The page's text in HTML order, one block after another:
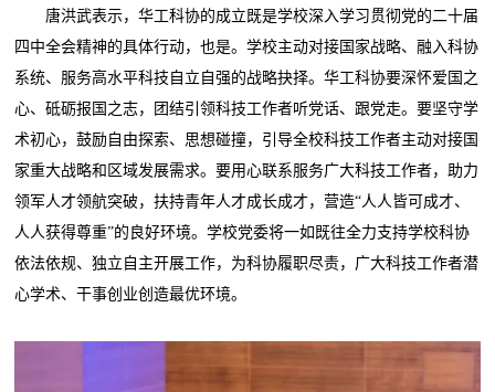
唐洪武表示，华工科协的成立既是学校深入学习贯彻党的二十届
四中全会精神的具体行动，也是。学校主动对接国家战略、融入科协
系统、服务高水平科技自立自强的战略抉择。华工科协要深怀爱国之
心、砥砺报国之志，团结引领科技工作者听党话、跟党走。要坚守学
术初心，鼓励自由探索、思想碰撞，引导全校科技工作者主动对接国
家重大战略和区域发展需求。要用心联系服务广大科技工作者，助力
领军人才领航突破，扶持青年人才成长成才，营造“人人皆可成才、
人人获得尊重”的良好环境。学校党委将一如既往全力支持学校科协
依法依规、独立自主开展工作，为科协履职尽责，广大科技工作者潜
心学术、干事创业创造最优环境。